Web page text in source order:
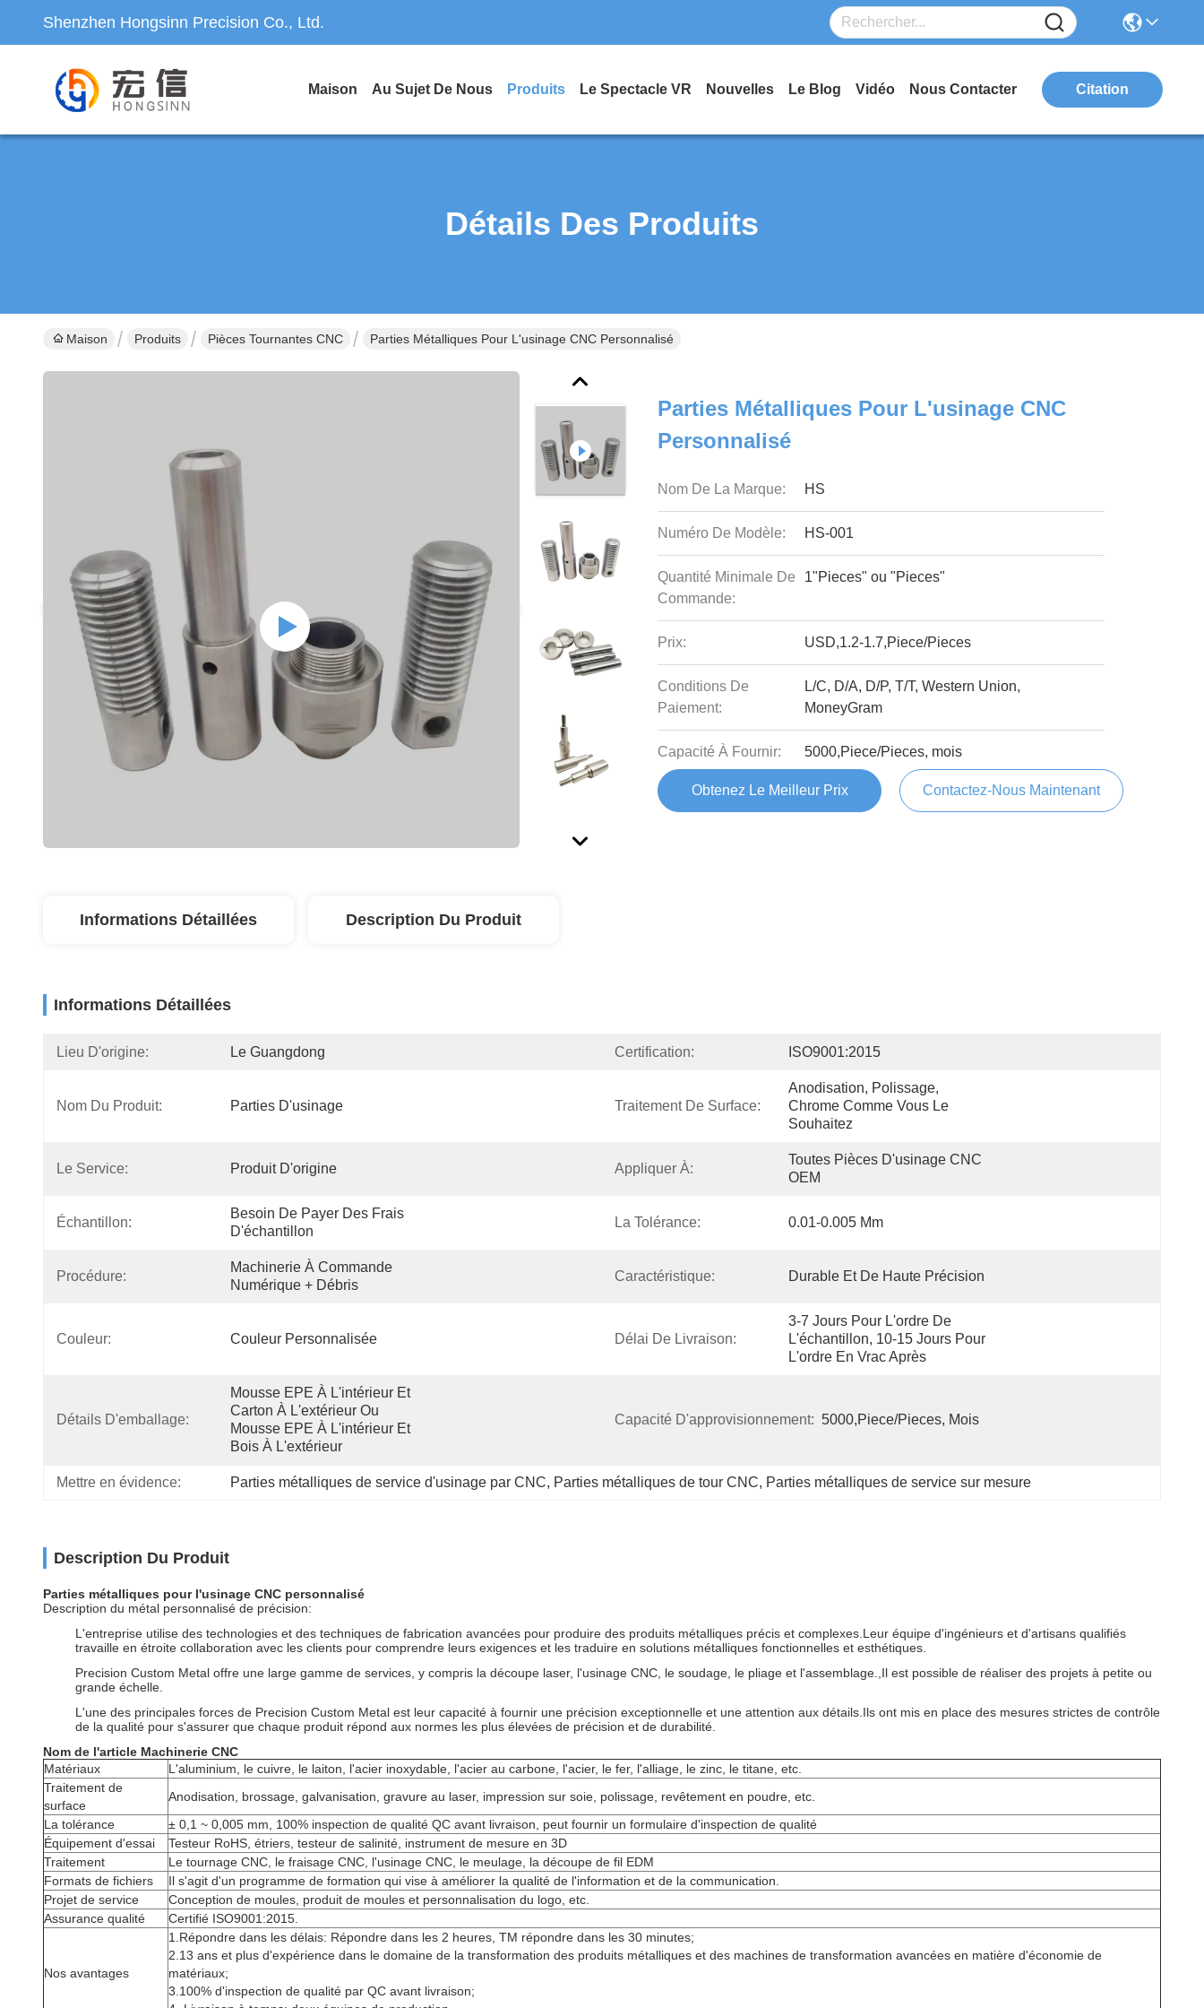
Shenzhen Hongsinn Precision Co., Ltd.
Maison Au Sujet De Nous Produits Le Spectacle VR Nouvelles Le Blog Vidéo Nous Contacter Citation
Détails Des Produits
Maison Produits Pièces Tournantes CNC Parties Métalliques Pour L'usinage CNC Personnalisé
Parties Métalliques Pour L'usinage CNC
Personnalisé
Nom De La Marque: HS
Numéro De Modèle: HS-001
Quantité Minimale De
Commande:
1"Pieces" ou "Pieces"
Prix: USD,1.2-1.7,Piece/Pieces
Conditions De
Paiement:
L/C, D/A, D/P, T/T, Western Union,
MoneyGram
Capacité À Fournir: 5000,Piece/Pieces, mois
Obtenez Le Meilleur Prix Contactez-Nous Maintenant
Informations Détaillées Description Du Produit
Informations Détaillées
Lieu D'origine: Le Guangdong Certification: ISO9001:2015
Nom Du Produit: Parties D'usinage Traitement De Surface:
Anodisation, Polissage,
Chrome Comme Vous Le
Souhaitez
Le Service: Produit D'origine Appliquer À:
Toutes Pièces D'usinage CNC
OEM
Échantillon:
Besoin De Payer Des Frais
D'échantillon
La Tolérance: 0.01-0.005 Mm
Procédure:
Machinerie À Commande
Numérique + Débris
Caractéristique: Durable Et De Haute Précision
Couleur: Couleur Personnalisée Délai De Livraison:
3-7 Jours Pour L'ordre De
L'échantillon, 10-15 Jours Pour
L'ordre En Vrac Après
Détails D'emballage:
Mousse EPE À L'intérieur Et
Carton À L'extérieur Ou
Mousse EPE À L'intérieur Et
Bois À L'extérieur
Capacité D'approvisionnement: 5000,Piece/Pieces, Mois
Mettre en évidence: Parties métalliques de service d'usinage par CNC, Parties métalliques de tour CNC, Parties métalliques de service sur mesure
Description Du Produit
Parties métalliques pour l'usinage CNC personnalisé
Description du métal personnalisé de précision:
L'entreprise utilise des technologies et des techniques de fabrication avancées pour produire des produits métalliques précis et complexes.Leur équipe d'ingénieurs et d'artisans qualifiés
travaille en étroite collaboration avec les clients pour comprendre leurs exigences et les traduire en solutions métalliques fonctionnelles et esthétiques.
Precision Custom Metal offre une large gamme de services, y compris la découpe laser, l'usinage CNC, le soudage, le pliage et l'assemblage.,Il est possible de réaliser des projets à petite ou
grande échelle.
L'une des principales forces de Precision Custom Metal est leur capacité à fournir une précision exceptionnelle et une attention aux détails.Ils ont mis en place des mesures strictes de contrôle
de la qualité pour s'assurer que chaque produit répond aux normes les plus élevées de précision et de durabilité.
Nom de l'article Machinerie CNC
Matériaux
L'aluminium, le cuivre, le laiton, l'acier inoxydable, l'acier au carbone, l'acier, le fer, l'alliage, le zinc, le titane, etc.
Traitement de
surface
Anodisation, brossage, galvanisation, gravure au laser, impression sur soie, polissage, revêtement en poudre, etc.
La tolérance
± 0,1 ~ 0,005 mm, 100% inspection de qualité QC avant livraison, peut fournir un formulaire d'inspection de qualité
Équipement d'essai
Testeur RoHS, étriers, testeur de salinité, instrument de mesure en 3D
Traitement
Le tournage CNC, le fraisage CNC, l'usinage CNC, le meulage, la découpe de fil EDM
Formats de fichiers
Il s'agit d'un programme de formation qui vise à améliorer la qualité de l'information et de la communication.
Projet de service
Conception de moules, produit de moules et personnalisation du logo, etc.
Assurance qualité
Certifié ISO9001:2015.
Nos avantages
1.Répondre dans les délais: Répondre dans les 2 heures, TM répondre dans les 30 minutes;
2.13 ans et plus d'expérience dans le domaine de la transformation des produits métalliques et des machines de transformation avancées en matière d'économie de
matériaux;
3.100% d'inspection de qualité par QC avant livraison;